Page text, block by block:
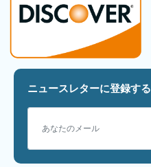
ニュースレターに登録する